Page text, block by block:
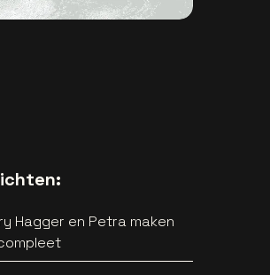
Hagger en Petra maken